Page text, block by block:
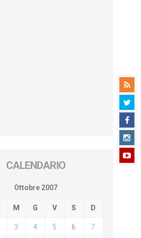
CALENDARIO
Ottobre 2007
M G V S D
3 4 5 6 7